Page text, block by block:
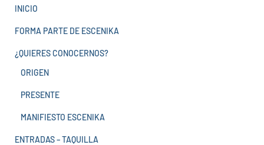
INICIO
FORMA PARTE DE ESCENIKA
¿QUIERES CONOCERNOS?
ORIGEN
PRESENTE
MANIFIESTO ESCENIKA
ENTRADAS – TAQUILLA